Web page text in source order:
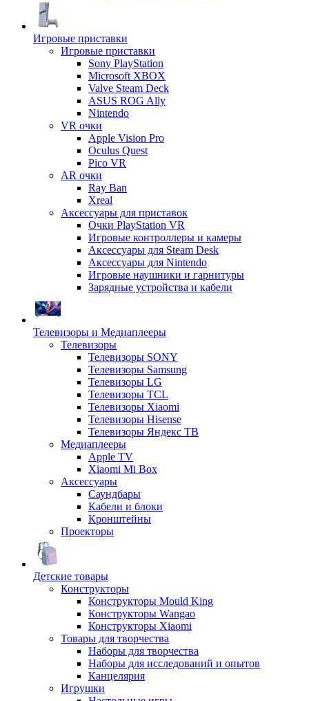
Игровые приставки
Игровые приставки
Sony PlayStation
Microsoft XBOX
Valve Steam Deck
ASUS ROG Ally
Nintendo
VR очки
Apple Vision Pro
Oculus Quest
Pico VR
AR очки
Ray Ban
Xreal
Аксессуары для приставок
Очки PlayStation VR
Игровые контроллеры и камеры
Аксессуары для Steam Desk
Аксессуары для Nintendo
Игровые наушники и гарнитуры
Зарядные устройства и кабели
Телевизоры и Медиаплееры
Телевизоры
Телевизоры SONY
Телевизоры Samsung
Телевизоры LG
Телевизоры TCL
Телевизоры Xiaomi
Телевизоры Hisense
Телевизоры Яндекс ТВ
Медиаплееры
Apple TV
Xiaomi Mi Box
Аксессуары
Саундбары
Кабели и блоки
Кронштейны
Проекторы
Детские товары
Конструкторы
Конструкторы Mould King
Конструкторы Wangao
Конструкторы Xiaomi
Товары для творчества
Наборы для творчества
Наборы для исследований и опытов
Канцелярия
Игрушки